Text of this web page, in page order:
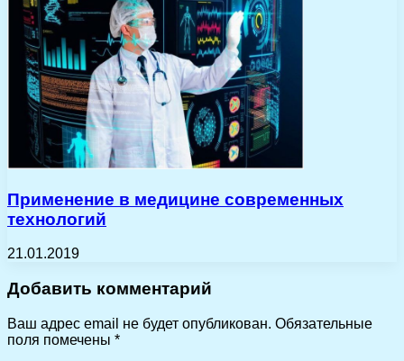
Применение в медицине современных
технологий
21.01.2019
Добавить комментарий
Ваш адрес email не будет опубликован. Обязательные
поля помечены *